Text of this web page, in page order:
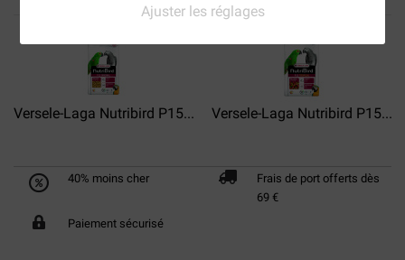
Ajuster les réglages
Versele-Laga Nutribird P15... Versele-Laga Nutribird P15...
40% moins cher
Frais de port offerts dès
69 €
Paiement sécurisé